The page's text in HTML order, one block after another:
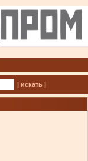
| искать |